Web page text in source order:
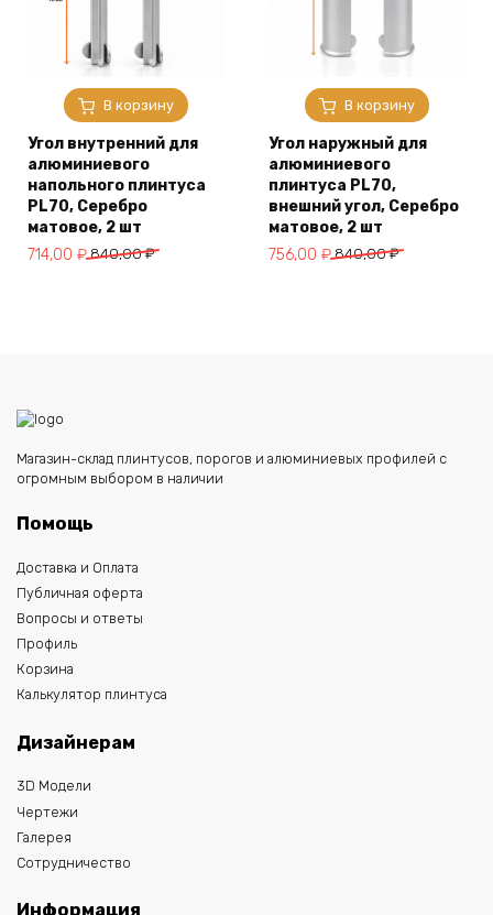
В корзину
Угол внутренний для
алюминиевого
напольного плинтуса
PL70, Серебро
матовое, 2 шт
840,00₽
Первоначальная
714,00 ₽
Текущая
В корзину
Угол наружный для
алюминиевого
плинтуса PL70,
внешний угол, Серебро
матовое, 2 шт
840,00₽
Первоначальная
756,00 ₽
Текущая
Магазин-склад плинтусов, порогов и алюминиевых профилей с
огромным выбором в наличии
Помощь
Доставка и Оплата
Публичная оферта
Вопросы и ответы
Профиль
Корзина
Калькулятор плинтуса
Дизайнерам
3D Модели
Чертежи
Галерея
Сотрудничество
Информация